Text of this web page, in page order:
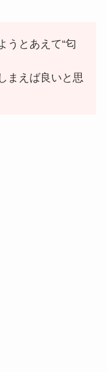
うとあえて“匂
まえば良いと思